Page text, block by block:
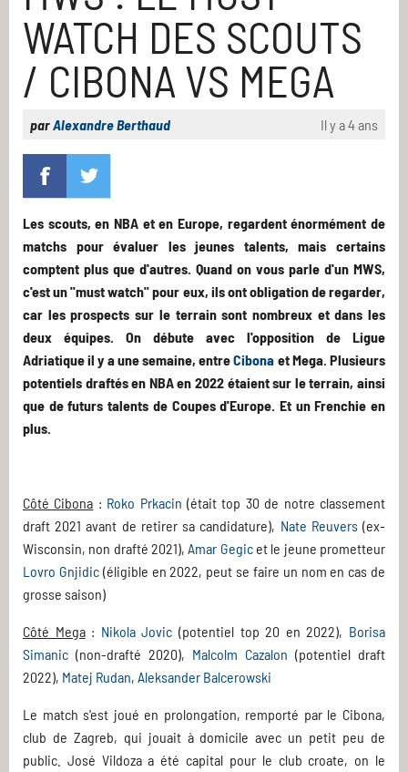
WATCH DES SCOUTS
/ CIBONA VS MEGA
parAlexandre Berthaud Il y a 4 ans
Les scouts, en NBA et en Europe, regardent énormément de
matchs pour évaluer les jeunes talents, mais certains
comptent plus que d'autres. Quand on vous parle d'un MWS,
c'est un "must watch" pour eux, ils ont obligation de regarder,
car les prospects sur le terrain sont nombreux et dans les
deux équipes. On débute avec l'opposition de Ligue
Adriatique il y a une semaine, entreCibona et Mega. Plusieurs
potentiels draftés en NBA en 2022 étaient sur le terrain, ainsi
que de futurs talents de Coupes d'Europe. Et un Frenchie en
plus.
Côté Cibona : Roko Prkacin (était top 30 de notre classement
draft 2021 avant de retirer sa candidature), Nate Reuvers(ex-
Wisconsin, non drafté 2021),Amar Gegicet le jeune prometteur
Lovro Gnjidic(éligible en 2022, peut se faire un nom en cas de
grosse saison)
Côté Mega: Nikola Jovic (potentiel top 20 en 2022), Borisa
Simanic (non-drafté 2020), Malcolm Cazalon (potentiel draft
2022), Matej Rudan, Aleksander Balcerowski
Le match s'est joué en prolongation, remporté par le Cibona,
club de Zagreb, qui jouait à domicile avec un petit peu de
public. José Vildoza a été capital pour le club croate, on le